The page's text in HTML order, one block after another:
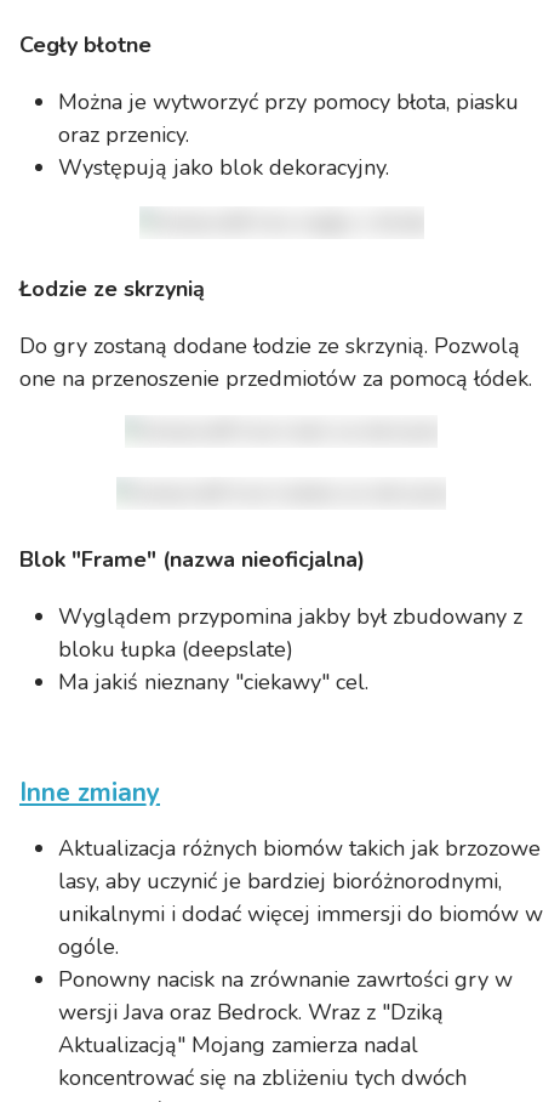
Cegły błotne
Można je wytworzyć przy pomocy błota, piasku
oraz przenicy.
Występują jako blok dekoracyjny.
Łodzie ze skrzynią
Do gry zostaną dodane łodzie ze skrzynią. Pozwolą
one na przenoszenie przedmiotów za pomocą łódek.
Blok "Frame" (nazwa nieoficjalna)
Wyglądem przypomina jakby był zbudowany z
bloku łupka (deepslate)
Ma jakiś nieznany "ciekawy" cel.
Inne zmiany
Aktualizacja różnych biomów takich jak brzozowe
lasy, aby uczynić je bardziej bioróżnorodnymi,
unikalnymi i dodać więcej immersji do biomów w
ogóle.
Ponowny nacisk na zrównanie zawrtości gry w
wersji Java oraz Bedrock. Wraz z "Dziką
Aktualizacją" Mojang zamierza nadal
koncentrować się na zbliżeniu tych dwóch